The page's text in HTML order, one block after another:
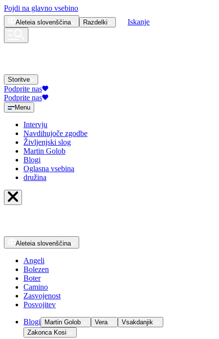
Pojdi na glavno vsebino
Aleteia slovenščina Razdelki Iskanje
Storitve
Podprite nas
Podprite nas
Menu
Intervju
Navdihujoče zgodbe
Življenjski slog
Martin Golob
Blogi
Oglasna vsebina
družina
Aleteia slovenščina
Angeli
Bolezen
Boter
Camino
Zasvojenost
Posvojitev
Blogi Martin Golob Vera
Vsakdanjik
Zakonca Kosi